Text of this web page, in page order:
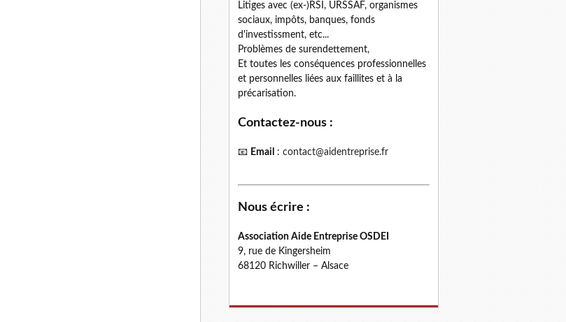
Litiges avec (ex-)RSI, URSSAF, organismes
sociaux, impôts, banques, fonds
d'investissment, etc...
Problèmes de surendettement,
Et toutes les conséquences professionnelles
et personnelles liées aux faillites et à la
précarisation.
Contactez-nous :
📧 Email : contact@aidentreprise.fr
Nous écrire :
Association Aide Entreprise OSDEI
9, rue de Kingersheim
68120 Richwiller – Alsace